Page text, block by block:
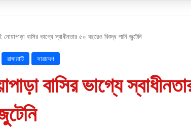
নোয়াপাড়া বাসির ভাগ্যে স্বাধীনতার ৫০ বছরেও বিশুদ্ধ পানি জুটেনি
রাঙ্গামাটি সারাদেশ
বাসির ভাগ্যে